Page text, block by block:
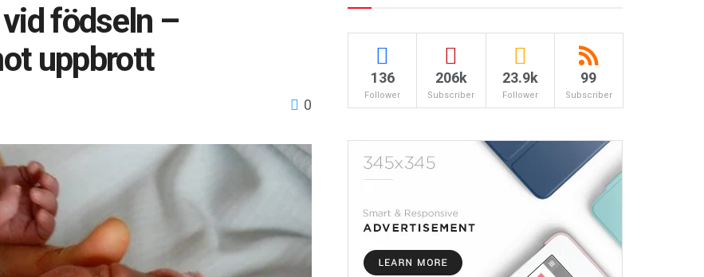
födseln –
uppbrott
0
136
Follower
206k
Subscriber
23.9k
Follower
99
Subscriber